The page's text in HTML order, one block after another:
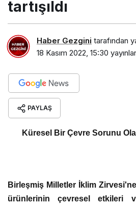
tartışıldı
Haber Gezgini tarafından
18 Kasım 2022, 15:30
PAYLAŞ
Küresel Bir Çevre Sorunu
Birleşmiş Milletler İklim
ürünlerinin çevresel etkileri